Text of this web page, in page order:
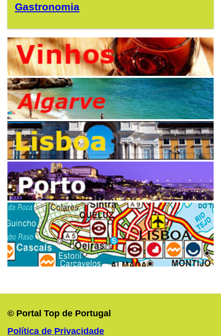
Gastronomia
© Portal Top de Portugal
Política de Privacidade